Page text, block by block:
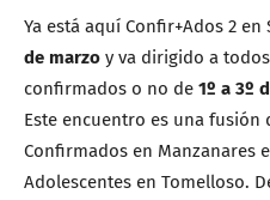
Ya está aquí Confir+Ados 2
de marzo y va dirigido a
confirmados o no de 1º a 3º
Este encuentro es una fusión
Confirmados en Manzanares
Adolescentes en Tomelloso.